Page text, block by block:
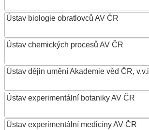
Ústav biologie obratlovců AV ČR
Ústav chemických procesů AV ČR
Ústav dějin umění Akademie věd ČR, v.v.i
Ústav experimentální botaniky AV ČR
Ústav experimentální medicíny AV ČR